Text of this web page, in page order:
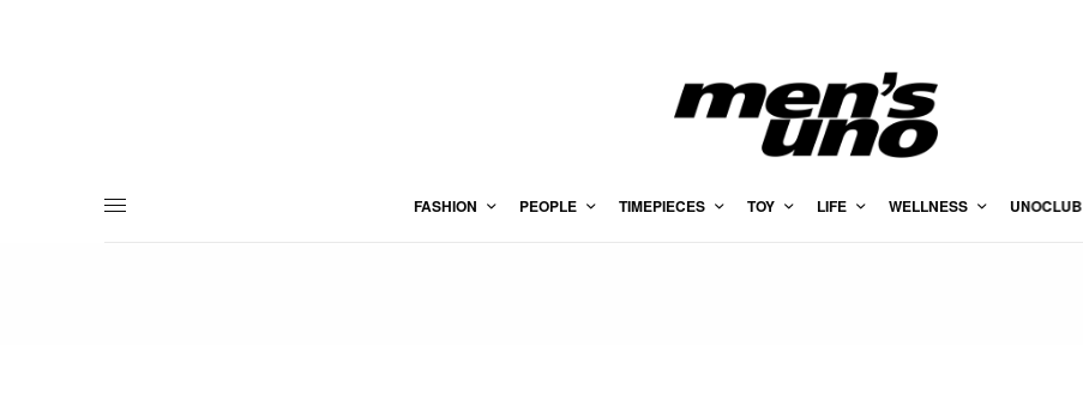
FASHION PEOPLE TIMEPIECES TOY LIFE WELLNESS UNOCLUB